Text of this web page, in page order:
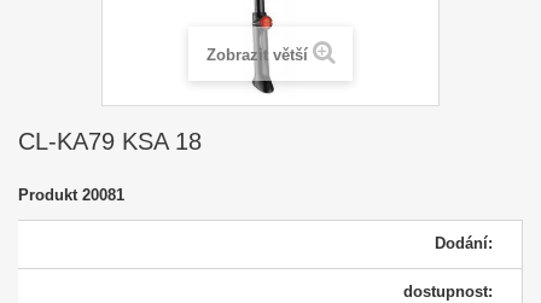
Zobrazit větší
CL-KA79 KSA 18
Produkt 20081
Dodání:
dostupnost: